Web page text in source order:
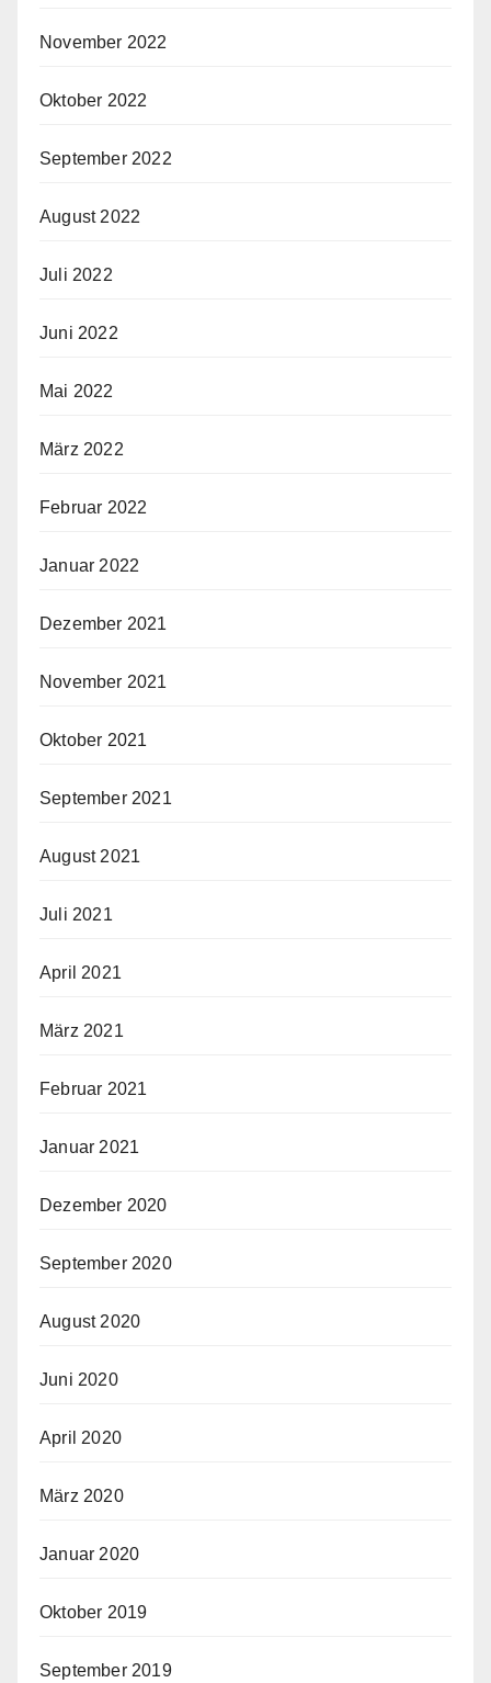
November 2022
Oktober 2022
September 2022
August 2022
Juli 2022
Juni 2022
Mai 2022
März 2022
Februar 2022
Januar 2022
Dezember 2021
November 2021
Oktober 2021
September 2021
August 2021
Juli 2021
April 2021
März 2021
Februar 2021
Januar 2021
Dezember 2020
September 2020
August 2020
Juni 2020
April 2020
März 2020
Januar 2020
Oktober 2019
September 2019